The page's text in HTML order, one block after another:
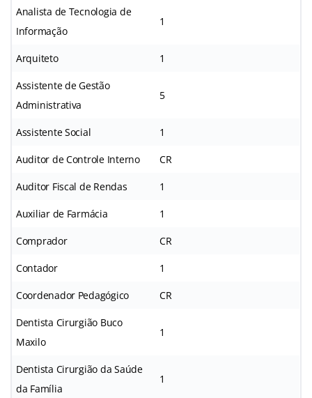
Analista de Tecnologia de
Informação
1
Arquiteto 1
Assistente de Gestão
Administrativa
5
Assistente Social 1
Auditor de Controle Interno CR
Auditor Fiscal de Rendas 1
Auxiliar de Farmácia 1
Comprador CR
Contador 1
Coordenador Pedagógico CR
Dentista Cirurgião Buco
Maxilo
1
Dentista Cirurgião da Saúde
da Família
1